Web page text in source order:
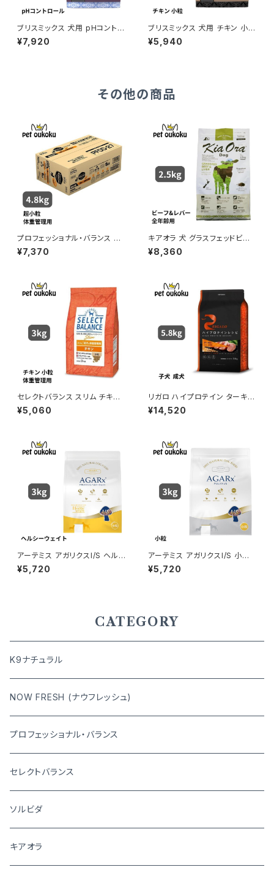
ブリスミックス 犬用 pHコントロ
ール グレインフリーチキン 小粒
3kg
¥7,920
ブリスミックス 犬用 チキン 小粒
3kg
¥5,940
その他の商品
プロフェッショナル・バランス 超
小粒 1歳から成犬用 体重管理4.
8kg
¥7,370
キアオラ 犬 グラスフェッドビー
フ＆レバー 2.5kg
¥8,360
セレクトバランス スリム チキン
小粒 成犬用の体重管理用 3kg
¥5,060
リガロ ハイプロテイン ターキー
子犬 成犬用 5.8kg ドッグフー
ド グレインフリー
¥14,520
アーテミス アガリクスI/S ヘル
シーウェイト 小粒 3kg 81336
90084349
¥5,720
アーテミス アガリクスI/S 小粒
3kg 8133690054908
¥5,720
CATEGORY
K9ナチュラル
NOW FRESH (ナウフレッシュ)
プロフェッショナル・バランス
セレクトバランス
ソルビダ
キアオラ